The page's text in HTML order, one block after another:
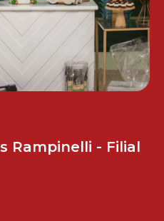
Rampinelli - Filial